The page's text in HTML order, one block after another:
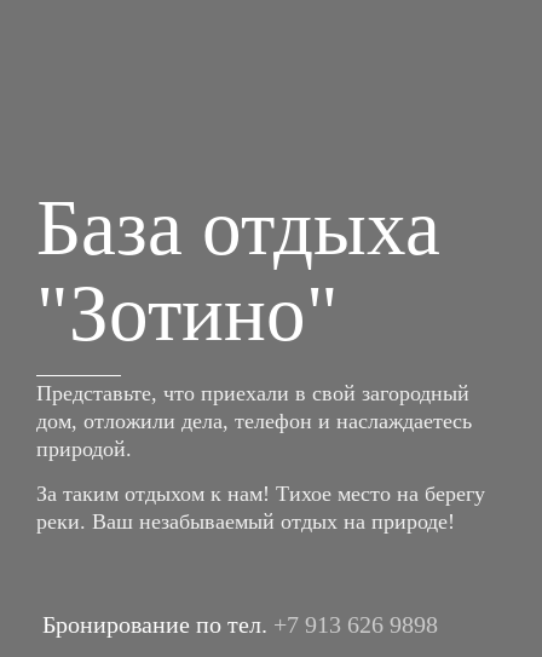
База отдыха
"Зотино"
Представьте, что приехали в свой загородный
дом, отложили дела, телефон и наслаждаетесь
природой.
За таким отдыхом к нам! Тихое место на берегу
реки. Ваш незабываемый отдых на природе!
Бронирование по тел. +7 913 626 9898